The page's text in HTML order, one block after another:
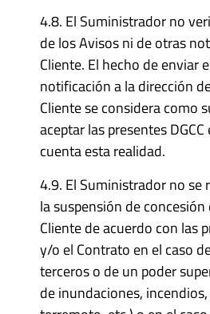
4.8. El Suministrador no
de los Avisos ni de otras
Cliente. El hecho de enviar
notificación a la dirección
Cliente se considera como
aceptar las presentes
cuenta esta realidad.
4.9. El Suministrador no se
la suspensión de concesión
Cliente de acuerdo con las
y/o el Contrato en el caso
terceros o de un poder
de inundaciones,